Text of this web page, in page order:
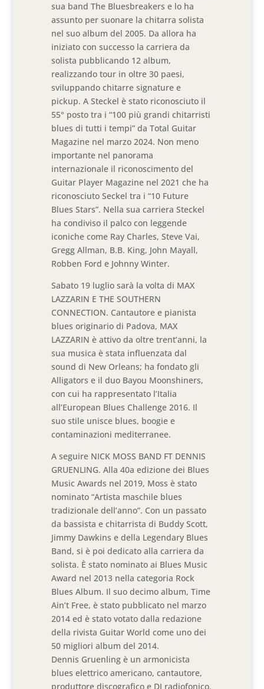
sua band The Bluesbreakers e lo ha
assunto per suonare la chitarra solista
nel suo album del 2005. Da allora ha
iniziato con successo la carriera da
solista pubblicando 12 album,
realizzando tour in oltre 30 paesi,
sviluppando chitarre signature e
pickup. A Steckel è stato riconosciuto il
55° posto tra i “100 più grandi chitarristi
blues di tutti i tempi” da Total Guitar
Magazine nel marzo 2024. Non meno
importante nel panorama
internazionale il riconoscimento del
Guitar Player Magazine nel 2021 che ha
riconosciuto Seckel tra i “10 Future
Blues Stars”. Nella sua carriera Steckel
ha condiviso il palco con leggende
iconiche come Ray Charles, Steve Vai,
Gregg Allman, B.B. King, John Mayall,
Robben Ford e Johnny Winter.
Sabato 19 luglio sarà la volta di MAX
LAZZARIN E THE SOUTHERN
CONNECTION. Cantautore e pianista
blues originario di Padova, MAX
LAZZARIN è attivo da oltre trent’anni, la
sua musica è stata influenzata dal
sound di New Orleans; ha fondato gli
Alligators e il duo Bayou Moonshiners,
con cui ha rappresentato l’Italia
all’European Blues Challenge 2016. Il
suo stile unisce blues, boogie e
contaminazioni mediterranee.
A seguire NICK MOSS BAND FT DENNIS
GRUENLING. Alla 40a edizione dei Blues
Music Awards nel 2019, Moss è stato
nominato “Artista maschile blues
tradizionale dell’anno”. Con un passato
da bassista e chitarrista di Buddy Scott,
Jimmy Dawkins e della Legendary Blues
Band, si è poi dedicato alla carriera da
solista. È stato nominato ai Blues Music
Award nel 2013 nella categoria Rock
Blues Album. Il suo decimo album, Time
Ain’t Free, è stato pubblicato nel marzo
2014 ed è stato votato dalla redazione
della rivista Guitar World come uno dei
50 migliori album del 2014.
Dennis Gruenling è un armonicista
blues elettrico americano, cantautore,
produttore discografico e DJ radiofonico.